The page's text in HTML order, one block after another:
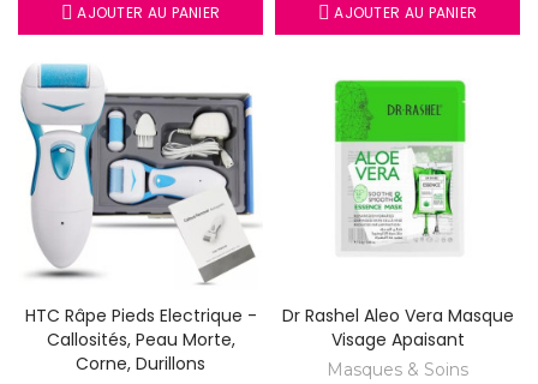
AJOUTER AU PANIER AJOUTER AU PANIER
HTC Râpe Pieds Electrique -
Callosités, Peau Morte,
Corne, Durillons
Dr Rashel Aleo Vera Masque
Visage Apaisant
Masques & Soins